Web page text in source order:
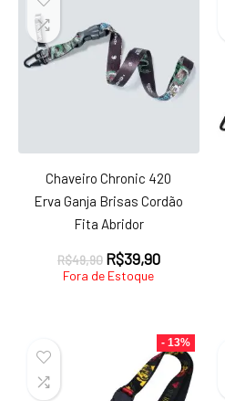
Chaveiro Chronic 420
Erva Ganja Brisas Cordão
Fita Abridor
R$49,90 O
preço
R$49,90.
R$39,90O
R$39,90.
Fora de Estoque
- 13%